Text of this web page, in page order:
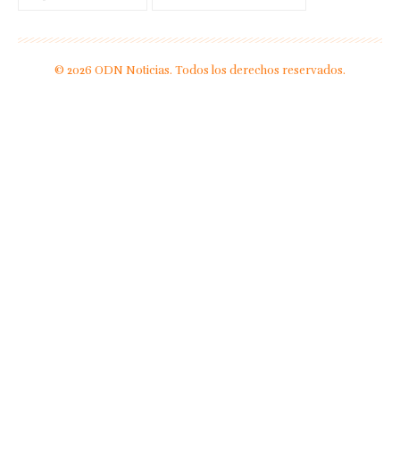
© 2026 ODN Noticias. Todos los derechos reservados.